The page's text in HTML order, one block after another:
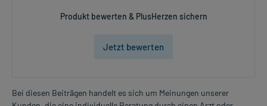
Produkt bewerten & PlusHerzen sichern
Jetzt bewerten
Bei diesen Beiträgen handelt es sich um Meinungen unserer